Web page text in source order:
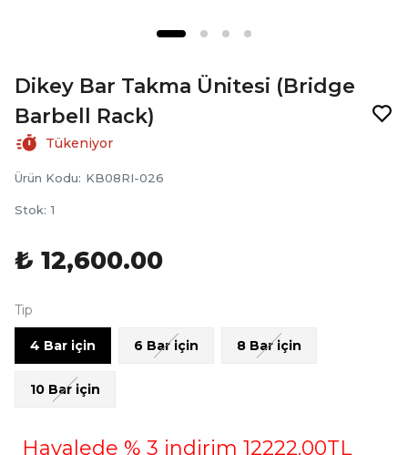
Dikey Bar Takma Ünitesi (Bridge
Barbell Rack)
Tükeniyor
Ürün Kodu: KB08RI-026
Stok: 1
₺ 12,600.00
Tip
4 Bar için 6 Bar için 8 Bar için
10 Bar için
Havalede % 3 indirim 12222.00TL